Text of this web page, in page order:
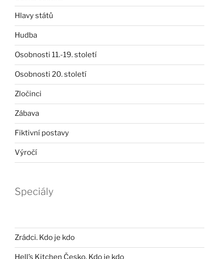
Hlavy států
Hudba
Osobnosti 11.-19. století
Osobnosti 20. století
Zločinci
Zábava
Fiktivní postavy
Výročí
Speciály
Zrádci. Kdo je kdo
Hell’s Kitchen Česko. Kdo je kdo